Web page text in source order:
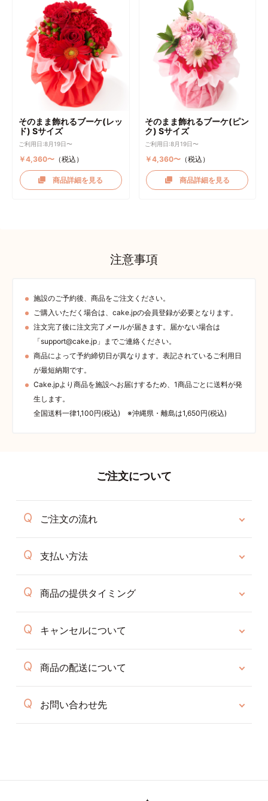
そのまま飾れるブーケ(レッ
ド) Sサイズ
ご利用日:8月19日〜
￥4,360〜（税込）
商品詳細を見る
そのまま飾れるブーケ(ピン
ク) Sサイズ
ご利用日:8月19日〜
￥4,360〜 （税込）
商品詳細を見る
注意事項
施設のご予約後、商品をご注文ください。
ご購入いただく場合は、cake.jpの会員登録が必要となります。
注文完了後に注文完了メールが届きます。届かない場合は
「support@cake.jp」までご連絡ください。
商品によって予約締切日が異なります。表記されているご利用日
が最短納期です。
Cake.jpより商品を施設へお届けするため、1商品ごとに送料が発
生します。
全国送料一律1,100円(税込) ※沖縄県・離島は1,650円(税込)
ご注文について
ご注文の流れ
支払い方法
商品の提供タイミング
キャンセルについて
商品の配送について
お問い合わせ先